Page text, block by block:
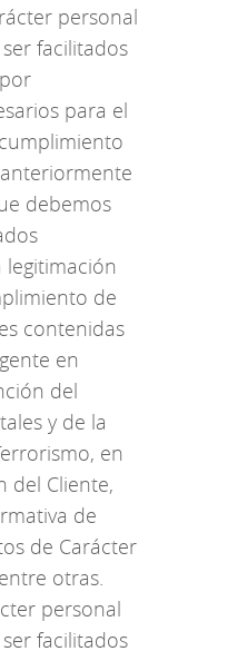
personal
facilitados
para el
debemos
de
contenidas
en
del
y de la
en
del Cliente,
de
de Carácter
otras.
personal
facilitados